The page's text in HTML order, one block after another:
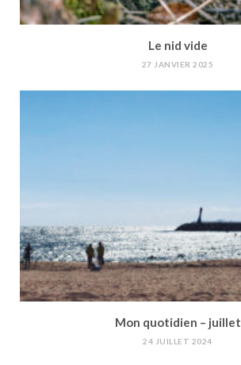
Le nid vide
27 JANVIER 2025
Mon quotidien – juillet
24 JUILLET 2024